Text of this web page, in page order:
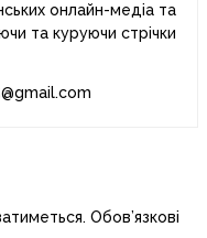
онлайн-медіа та
та куруючи стрічки
Обов’язкові